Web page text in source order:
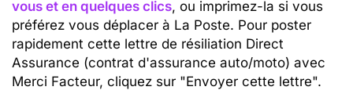
vous et en quelques clics, ou imprimez-la si vous
préférez vous déplacer à La Poste. Pour poster
rapidement cette lettre de résiliation Direct
Assurance (contrat d'assurance auto/moto) avec
Merci Facteur, cliquez sur "Envoyer cette lettre".